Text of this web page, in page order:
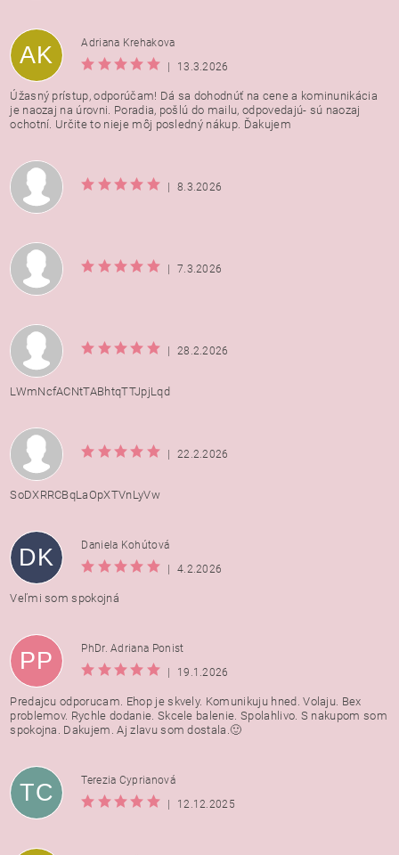
AK
Adriana Krehakova
|
13.3.2026
Úžasný prístup, odporúčam! Dá sa dohodnúť na cene a kominunikácia
je naozaj na úrovni. Poradia, pošlú do mailu, odpovedajú- sú naozaj
ochotní. Určite to nieje môj posledný nákup. Ďakujem
| 8.3.2026
| 7.3.2026
| 28.2.2026
LWmNcfACNtTABhtqTTJpjLqd
| 22.2.2026
SoDXRRCBqLaOpXTVnLyVw
DK
Daniela Kohútová
|
4.2.2026
Veľmi som spokojná
PP
PhDr. Adriana Ponist
|
19.1.2026
Predajcu odporucam. Ehop je skvely. Komunikuju hned. Volaju. Bex
problemov. Rychle dodanie. Skcele balenie. Spolahlivo. S nakupom som
spokojna. Dakujem. Aj zlavu som dostala.🙂
TC
Terezia Cyprianová
|
12.12.2025